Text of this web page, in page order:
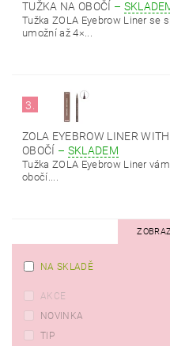
TUŽKA NA OBOČÍ –
Tužka ZOLA Eyebrow Liner se
umožní až 4×...
3.
ZOLA EYEBROW LINER
OBOČÍ – SKLADEM
Tužka ZOLA Eyebrow Liner
obočí....
NA SKLADĚ
AKCE
NOVINKA
TIP